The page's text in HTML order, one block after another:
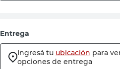
Entrega
Ingresá tu ubicación para
opciones de entrega